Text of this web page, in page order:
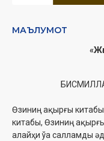
МАЪЛУМОТ
Өзиниң ақырғы
китабы, Өзиниң
алайҳи ўа салламды